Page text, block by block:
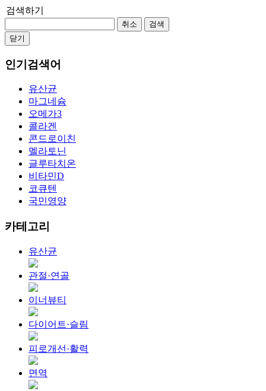
검색하기
취소
검색
닫기
인기검색어
유산균
마그네슘
오메가3
콜라겐
콘드로이친
멜라토닌
글루타치온
비타민D
코큐텐
국민영양
카테고리
유산균
관절·연골
이너뷰티
다이어트·슬림
피로개선·활력
면역